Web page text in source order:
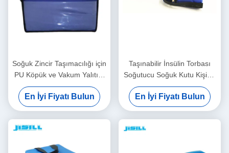
Soğuk Zincir Taşımacılığı için
PU Köpük ve Vakum Yalıtım
Paneli Tıbbi Soğuk Kutu
En İyi Fiyatı Bulun
Taşınabilir İnsülin Torbası
Soğutucu Soğuk Kutu Kişisel
Bakım Logo ile -
Dondurulmuş Yiyecekler İçin
Yazdırılmış
En İyi Fiyatı Bulun